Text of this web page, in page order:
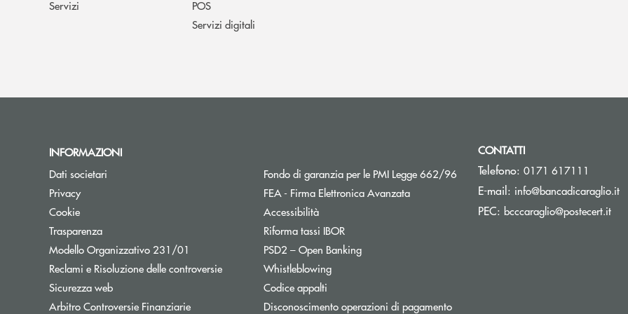
Servizi
POS
Servizi digitali
INFORMAZIONI
Dati societari
Privacy
Cookie
Trasparenza
Modello Organizzativo 231/01
Reclami e Risoluzione delle controversie
Sicurezza web
Arbitro Controversie FinanziarieApre una nuova finestra
Fondo di garanzia per le PMI Legge 662/96 Apre una nuova finestra
FEA - Firma Elettronica Avanzata
AccessibilitàApre una nuova finestra
Riforma tassi IBORApre una nuova finestra
PSD2 – Open BankingApre una nuova finestra
Whistleblowing
Codice appalti
Disconoscimento operazioni di pagamento
CONTATTI
Telefono: 0171 617111
E-mail: info@bancadicaraglio.it
PEC: bcccaraglio@postecert.it(si